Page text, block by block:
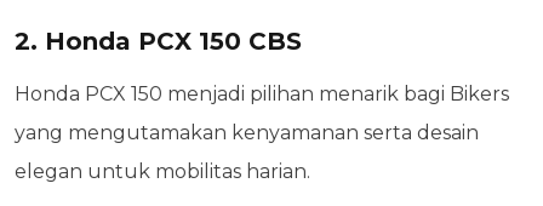
2. Honda PCX 150 CBS
Honda PCX 150 menjadi pilihan menarik bagi Bikers
yang mengutamakan kenyamanan serta desain
elegan untuk mobilitas harian.